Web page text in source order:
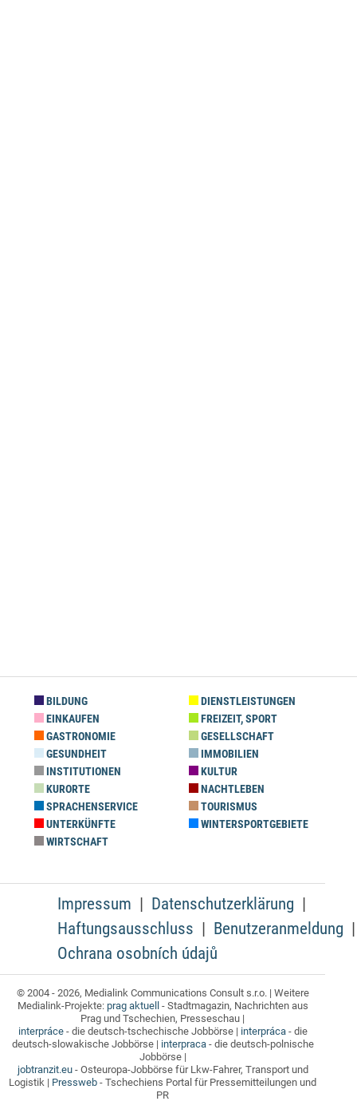
BILDUNG
DIENSTLEISTUNGEN
EINKAUFEN
FREIZEIT, SPORT
GASTRONOMIE
GESELLSCHAFT
GESUNDHEIT
IMMOBILIEN
INSTITUTIONEN
KULTUR
KURORTE
NACHTLEBEN
SPRACHENSERVICE
TOURISMUS
UNTERKÜNFTE
WINTERSPORTGEBIETE
WIRTSCHAFT
Impressum
Datenschutzerklärung
Haftungsausschluss
Benutzeranmeldung
Ochrana osobních údajů
© 2004 - 2026, Medialink Communications Consult s.r.o. | Weitere
Medialink-Projekte: prag aktuell - Stadtmagazin, Nachrichten aus
Prag und Tschechien, Presseschau |
interpráce- die deutsch-tschechische Jobbörse | interpráca- die
deutsch-slowakische Jobbörse | interpraca- die deutsch-polnische
Jobbörse |
jobtranzit.eu- Osteuropa-Jobbörse für Lkw-Fahrer, Transport und
Logistik | Pressweb - Tschechiens Portal für Pressemitteilungen und
PR